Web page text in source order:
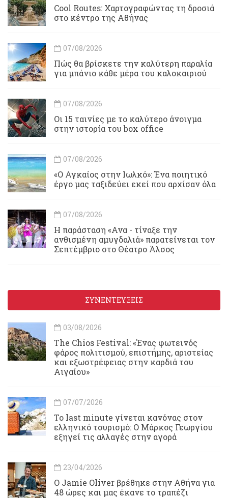
Cool Routes: Χαρτογραφώντας τη δροσιά
στο κέντρο της Αθήνας
07/08/2026
Πώς θα βρίσκετε την καλύτερη παραλία
για μπάνιο κάθε μέρα του καλοκαιριού
07/08/2026
Οι 15 ταινίες με το καλύτερο άνοιγμα
στην ιστορία του box office
07/08/2026
«Ο Αγκαίος στην Ιωλκό»: Ένα ποιητικό
έργο μας ταξιδεύει εκεί που αρχίσαν όλα
07/08/2026
Η παράσταση «Ανα - τίναξε την
ανθισμένη αμυγδαλιά» παρατείνεται τον
Σεπτέμβριο στο Θέατρο Άλσος
ΣΥΝΕΝΤΕΥΞΕΙΣ
03/08/2026
Τhe Chios Festival: «Ένας φωτεινός
φάρος πολιτισμού, επιστήμης, αριστείας
και εξωστρέφειας στην καρδιά του
Αιγαίου»
07/07/2026
Το last minute γίνεται κανόνας στον
ελληνικό τουρισμό: Ο Μάρκος Γεωργίου
εξηγεί τις αλλαγές στην αγορά
23/04/2026
Ο Jamie Oliver βρέθηκε στην Αθήνα για
48 ώρες και μας έκανε το τραπέζι